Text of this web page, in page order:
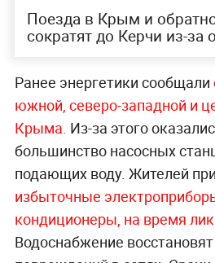
Поезда в Крым и
сократят до Керчи из-за
Ранее энергетики сообщали
южной, северо-западной и
Крыма. Из-за этого
большинство насосных
подающих воду. Жителей
избыточные
кондиционеры, на время
Водоснабжение